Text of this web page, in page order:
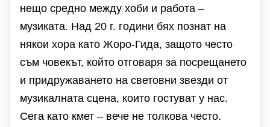
нещо средно между хоби и работа –
музиката. Над 20 г. години бях познат на
някои хора като Жоро-Гида, защото често
съм човекът, който отговаря за посрещането
и придружаването на световни звезди от
музикалната сцена, които гостуват у нас.
Сега като кмет – вече не толкова често.